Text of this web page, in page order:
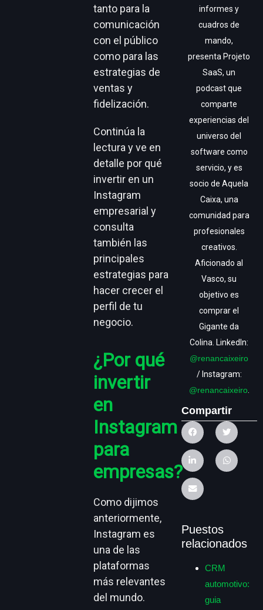
tanto para la
comunicación
con el público
como para las
estrategias de
ventas y
fidelización.
Continúa la
lectura y ve en
detalle por qué
invertir en un
Instagram
empresarial y
consulta
también las
principales
estrategias para
hacer crecer el
perfil de tu
negocio.
¿Por qué
invertir
en
Instagram
para
empresas?
Como dijimos
anteriormente,
Instagram es
una de las
plataformas
más relevantes
del mundo.
informes y
cuadros de
mando,
presenta Projeto
SaaS, un
podcast que
comparte
experiencias del
universo del
software como
servicio, y es
socio de Aquela
Caixa, una
comunidad para
profesionales
creativos.
Aficionado al
Vasco, su
objetivo es
comprar el
Gigante da
Colina. LinkedIn:
@renancaixeiro
/ Instagram:
@renancaixeiro.
Compartir
Puestos
relacionados
CRM
automotivo:
guia